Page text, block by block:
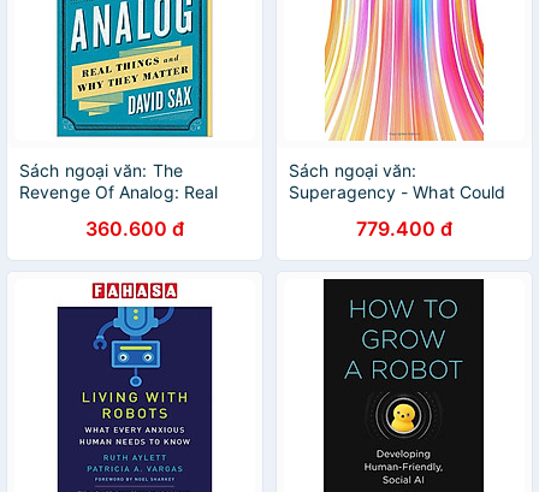
Sách ngoại văn: The
Revenge Of Analog: Real
360.600 đ
Sách ngoại văn:
Superagency - What Could
AI Future779.400 đ